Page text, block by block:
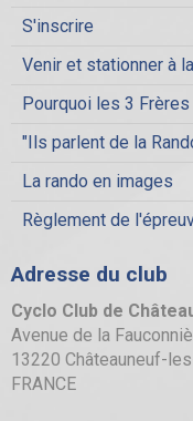
S'inscrire
Venir et stationner à
Pourquoi les 3 Frères
"Ils parlent de la
La rando en images
Règlement de
Adresse du club
Cyclo Club de
Avenue de la
13220 Châteauneuf-
FRANCE